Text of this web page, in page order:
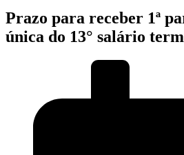
Prazo para receber 1ª
única do 13° salário